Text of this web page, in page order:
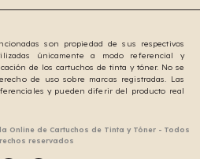
son propiedad de sus respectivos
únicamente a modo referencial y
de los cartuchos de tinta y tóner. No se
de uso sobre marcas registradas. Las
y pueden diferir del producto real
Online de Cartuchos de Tinta y Tóner - Todos
reservados